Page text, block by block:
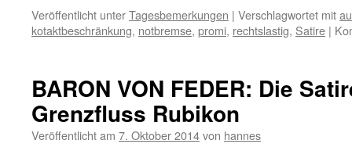
Veröffentlicht unterTagesbemerkungen | Verschlagwortet mit
kotaktbeschränkung, notbremse, promi, rechtslastig, Satire |
BARON VON FEDER: Die
Grenzfluss Rubikon
Veröffentlicht am 7. Oktober 2014von hannes